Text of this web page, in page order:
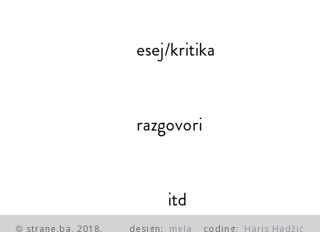
esej/kritika
razgovori
itd
© strane.ba, 2018. design: mela coding: Haris Hadžić